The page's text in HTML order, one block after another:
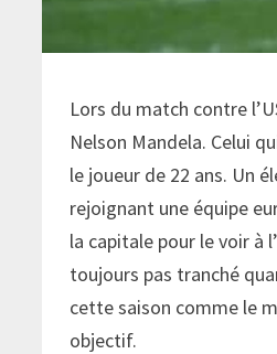
Lors du match contre
Nelson Mandela. Celui
le joueur de 22 ans. Un
rejoignant une équipe
la capitale pour le voir à
toujours pas tranché
cette saison comme le
objectif.